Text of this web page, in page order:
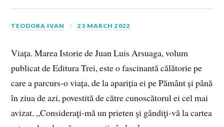
TEODORA IVAN 23 MARCH 2022
Viața. Marea Istorie de Juan Luis Arsuaga, volum
publicat de Editura Trei, este o fascinantă călătorie pe
care a parcurs-o viața, de la apariția ei pe Pământ și până
în ziua de azi, povestită de către cunoscătorul ei cel mai
avizat. „Consideraţi-mă un prieten şi gândiţi-vă la cartea